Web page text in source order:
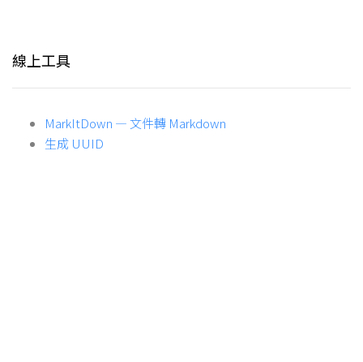
線上工具
MarkItDown — 文件轉 Markdown
生成 UUID